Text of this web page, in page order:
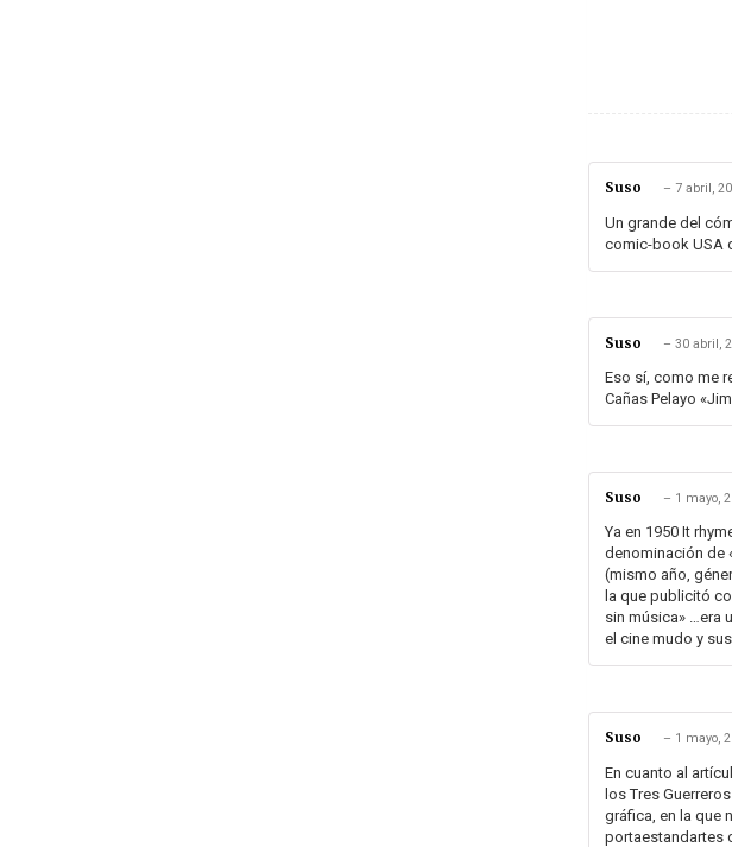
Suso – 7 abril,
Un grande del
comic-book USA
Suso – 30 abril,
Eso sí, como me
Cañas Pelayo
Suso – 1 mayo,
Ya en 1950 It
denominación de
(mismo año,
la que publicitó
sin música» …era
el cine mudo y
Suso – 1 mayo,
En cuanto al
los Tres
gráfica, en la que
portaestandartes